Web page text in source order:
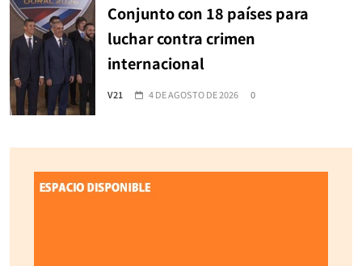
Conjunto con 18 países para
luchar contra crimen
internacional
V21 4 DE AGOSTO DE 2026 0